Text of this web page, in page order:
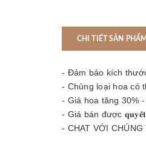
CHI TIẾT SẢN PHẨM
- Đảm bảo kích
- Chủng loại hoa có
- Giá hoa tăng 30%
- Giá bán được 𝐪𝐮𝐲𝐞̂́𝐭
- CHAT VỚI CHÚNG